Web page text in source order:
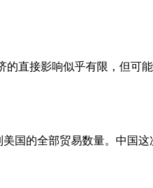
接影响似乎有限，但可能
国的全部贸易数量。中国这